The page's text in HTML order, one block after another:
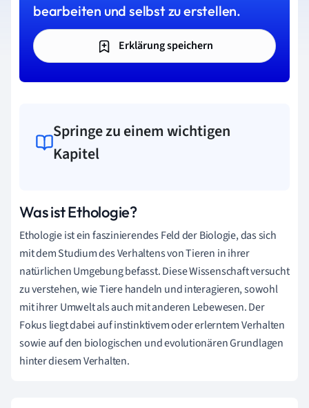
bearbeiten und selbst zu erstellen.
Erklärung speichern
Springe zu einem wichtigen
Kapitel
Was ist Ethologie?
Ethologie ist ein faszinierendes Feld der Biologie, das sich
mit dem Studium des Verhaltens von Tieren in ihrer
natürlichen Umgebung befasst. Diese Wissenschaft versucht
zu verstehen, wie Tiere handeln und interagieren, sowohl
mit ihrer Umwelt als auch mit anderen Lebewesen. Der
Fokus liegt dabei auf instinktivem oder erlerntem Verhalten
sowie auf den biologischen und evolutionären Grundlagen
hinter diesem Verhalten.